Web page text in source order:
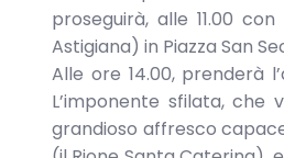
proseguirà, alle 11.00
Astigiana) in Piazza San
Alle ore 14.00, prenderà
L’imponente sfilata,
grandioso affresco